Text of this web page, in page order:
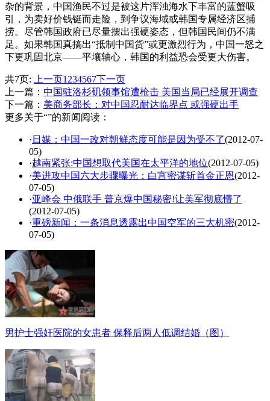
杂的背景，中国渔民不过是被这片浑浊海水下丰富的蓝蟹吸
引，为卖好价钱铤而走险，到争议海域或韩国专属经济区捕
捞。尽管韩国政府已尽量摆出强硬姿态，但韩国民间仍不满
足。如果韩国真搞出“抵制中国货”或更激烈行为，中国一怒之
下更巩固北京——平壤轴心，韩国的利益恐会受更大伤害。
共7页: 上一页1 234567下一页
上一篇： 中国驻洛杉矶领事馆遭枪击 美国当局已经展开调查
下一篇： 美商务部长：对中国忍耐达临界点 或强硬出手
更多关于“”的新闻阅读：
· 日媒：中国一改对朝鲜态度可能是因为受不了(2012-07-
05)
·越南紧张:中国想取代美国在太平洋的地位(2012-07-05)
·美进攻中国六大步骤曝光：白宫密谋斩首金正恩(2012-
07-05)
·亚峰会 中俄联手 普京爆中国秘密!让美军彻底懵了
(2012-07-05)
·重磅新闻：一条消息透露出中国空军的三大机密(2012-
07-05)
男护士强奸医院的女患者 保释后两人低调结婚（图）